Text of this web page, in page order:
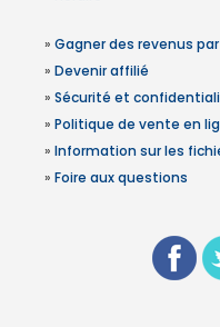
» Gagner des revenus
» Devenir affilié
» Sécurité et
» Politique de vente en
» Information sur les
» Foire aux questions